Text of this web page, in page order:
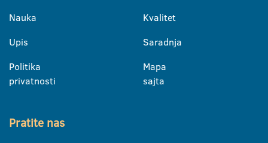
Nauka
Upis
Politika
privatnosti
Kvalitet
Saradnja
Mapa
sajta
Pratite nas